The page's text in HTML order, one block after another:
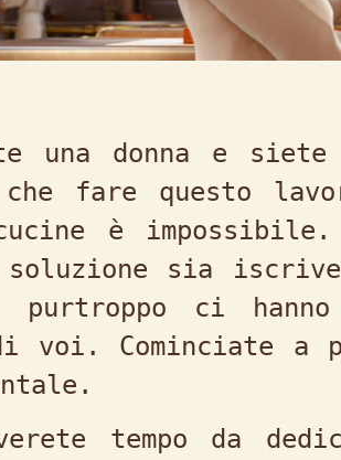
una donna e siete
fare questo
è impossibile.
sia
purtroppo ci
voi. Cominciate a
tempo da